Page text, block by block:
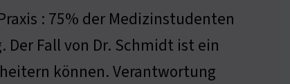
: 75% der Medizinstudenten
Fall von Dr. Schmidt ist ein
können. Verantwortung